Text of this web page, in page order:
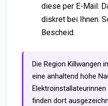
diese per E-Mail.
diskret bei Ihnen.
Bescheid.
Die Region Killwangen
eine anhaltend hohe
finden dort